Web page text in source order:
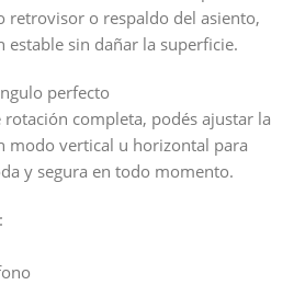
retrovisor o respaldo del asiento,
estable sin dañar la superficie.
perfecto
rotación completa, podés ajustar la
modo vertical u horizontal para
y segura en todo momento.